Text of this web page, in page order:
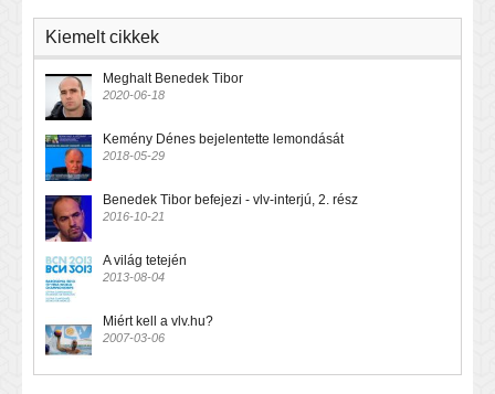
Kiemelt cikkek
Meghalt Benedek Tibor
2020-06-18
Kemény Dénes bejelentette lemondását
2018-05-29
Benedek Tibor befejezi - vlv-interjú, 2. rész
2016-10-21
A világ tetején
2013-08-04
Miért kell a vlv.hu?
2007-03-06